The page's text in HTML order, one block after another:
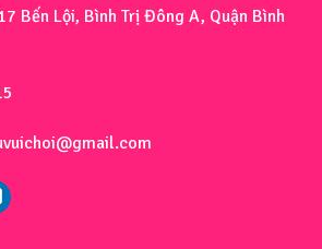
Bến Lội, Bình Trị Đông A, Quận Bình